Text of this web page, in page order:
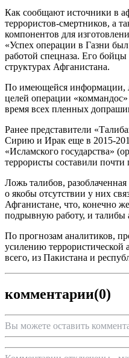
Как сообщают источники в
террористов-смертников, а
компонентов для
«Успех операции в Газни
работой спецназа. Его
структурах Афганистана.
По имеющейся информации,
целей операции
время всех пленных
Ранее представители
Сирию и Ирак еще в 2015-
«Исламского государства»
террористы составили
Ложь талибов,
о якобы отсутствии у них
Афганистане, что, конечно
подрывную работу, и талибы
По прогнозам аналитиков,
усилению террористической
всего, из Пакистана и
комментарии(0)
Вы можете оставить